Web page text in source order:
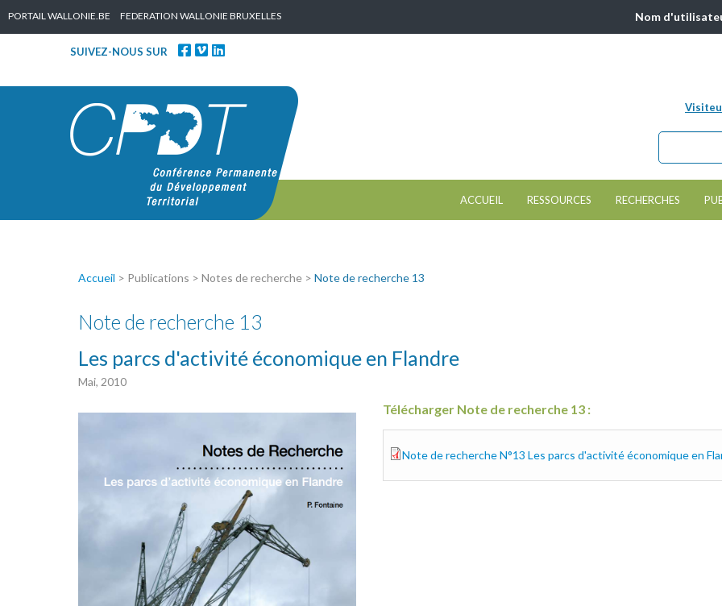
PORTAIL WALLONIE.BE FEDERATION WALLONIE BRUXELLES Nom
SUIVEZ-NOUS SUR
Chercher
ACCUEIL RESSOURCES RECHERCHES
Accueil > Publications > Notes de recherche > Note de recherche 13
Note de recherche 13
Les parcs d'activité économique en Flandre
Mai, 2010
Télécharger Note de recherche 13 :
cpdt-13-rapport.pdf
Note de recherche N°13 Les parcs d'activité économique en